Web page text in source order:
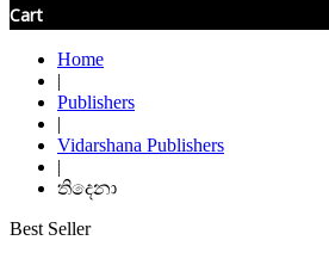
Cart
Home
|
Publishers
|
Vidarshana Publishers
|
තිදෙනා
Best Seller